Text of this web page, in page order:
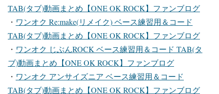
TAB(タブ)動画まとめ【ONE OK ROCK】ファンブログ
・ ワンオク Re:make(リメイク) ベース練習用＆コード
TAB(タブ)動画まとめ【ONE OK ROCK】ファンブログ
・ ワンオク じぶんROCK ベース練習用＆コード TAB(タ
ブ)動画まとめ【ONE OK ROCK】ファンブログ
・ ワンオク アンサイズニア ベース練習用＆コード
TAB(タブ)動画まとめ【ONE OK ROCK】ファンブログ